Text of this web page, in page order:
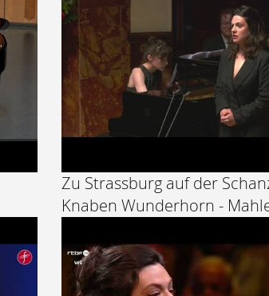
Zu Strassburg auf der
Knaben Wunderhorn -